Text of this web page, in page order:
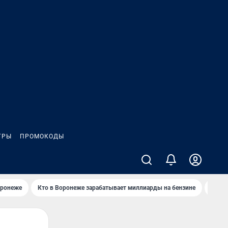
ПРОМОКОДЫ
Кто в Воронеже зарабатывает миллиарды на бензине